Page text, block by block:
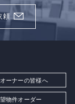
頼
ーナーの皆様へ
物件オーダー